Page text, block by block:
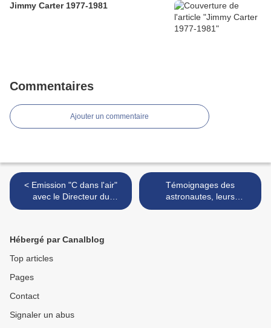
Jimmy Carter 1977-1981
Commentaires
Ajouter un commentaire
< Emission "C dans l'air"
avec le Directeur du
GEIPAN
Témoignages des
astronautes, leurs
rencontres avec les OVNI >
Hébergé par Canalblog
Top articles
Pages
Contact
Signaler un abus